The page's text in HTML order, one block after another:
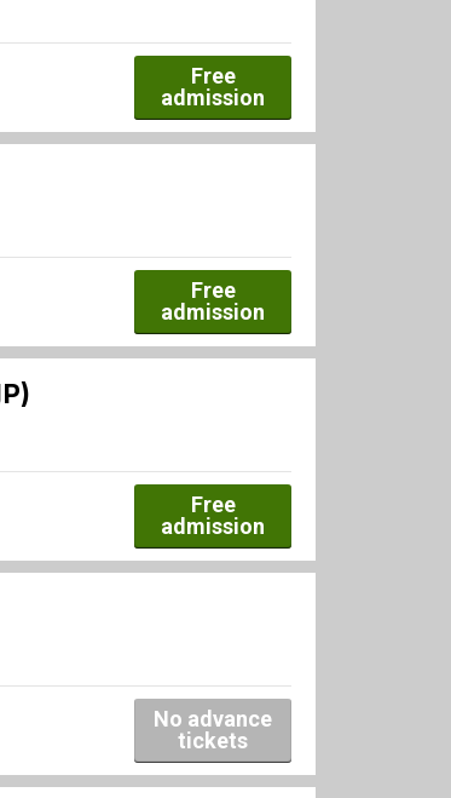
Free
admission
Free
admission
Free
admission
No advance
tickets